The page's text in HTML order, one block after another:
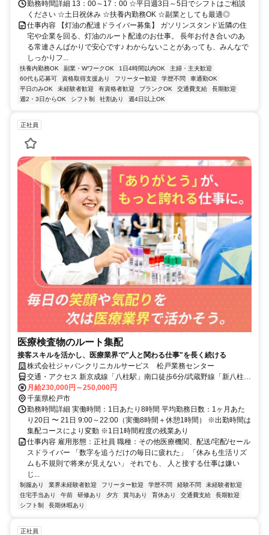
勤務時間詳細 13：00～17：00 ☆平日週3日～5日でシフトはご相談
ください ☆土日祝休み ☆扶養内勤務OK ☆副業としても最適◎
仕事内容 【灯油の配達ドライバー募集】 ガソリンスタンド近隣の住
宅や企業を回る、灯油のルート配達のお仕事。 長年お付き合いのあ
る常連さんばかりで安心です♪ わからないことがあっても、みんなで
しっかりフ...
扶養内勤務OK 副業・WワークOK 1日4時間以内OK
主婦・主夫歓迎
60代も応募可
資格取得支援あり フリーター歓迎 学歴不問
車通勤OK
平日のみOK
未経験者歓迎 有資格者歓迎 ブランクOK 交通費支給
長期歓迎
週2・3日からOK
シフト制 社割あり 週4日以上OK
正社員
医療検査物のルート集配
接客スキルを活かし、医療業界で"人と関わる仕事"を長く続ける
株式会社ジャパンクリニカルサービス 松戸業務センター
交通・アクセス 新京成線「八柱駅」南口徒歩6分/武蔵野線「新八柱
駅」徒歩6分
月給230,000円～250,000円
千葉県松戸市
勤務時間詳細 実働時間：1日あたり8時間 平均勤務日数：1ヶ月あた
り20日 〜 21日 9:00～22:00（実働8時間＋休憩1時間） ※出勤時間は
集配コースにより変動 ※1日1時間程度の残業あり
仕事内容 雇用形態：正社員 職種：その他医療機関、配送/宅配/セール
スドライバー 「数字を追うだけの毎日に疲れた」 「休みも生活リズ
ムも不規則で将来が見えない」 それでも、 人と接する仕事は嫌い
じ...
制服あり 業界未経験者歓迎 フリーター歓迎 学歴不問 経験不問
未経験者歓迎
住宅手当あり
午前 研修あり 夕方 賞与あり 育休あり 交通費支給
長期歓迎
シフト制
長期休暇あり
正社員